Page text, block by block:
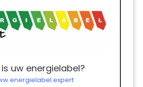
uw energielabel?